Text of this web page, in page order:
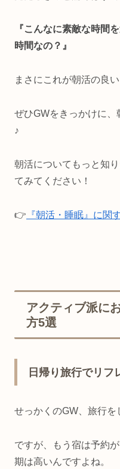
『こんなに素敵な時間
時間なの？』
まさにこれが朝活の良
ぜひGWをきっかけに
♪
朝活についてもっと知
てみてください！
👉 『朝活・睡眠』に関
アクティブ派に
方5選
日帰り旅行でリフ
せっかくのGW、旅行を
ですが、もう宿は予約
期は高いんですよね。